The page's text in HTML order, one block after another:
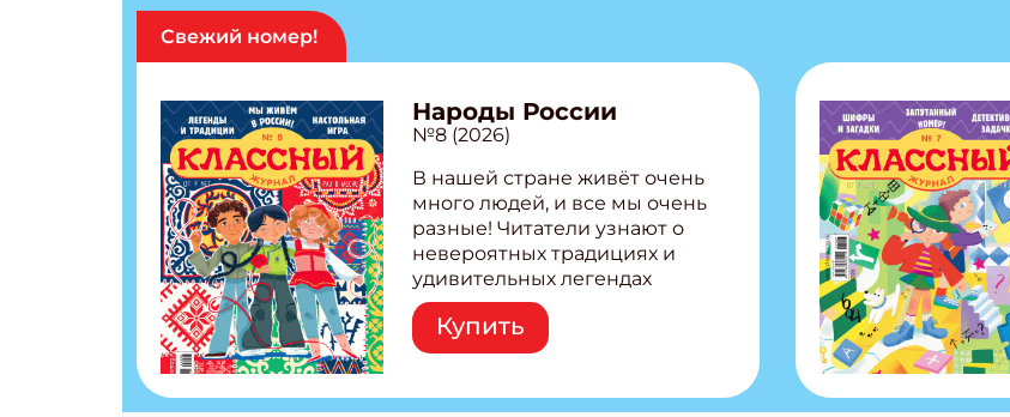
Свежий номер!
Народы России
№8 (2026)
В нашей стране живёт очень
много людей, и все мы очень
разные! Читатели узнают о
невероятных традициях и
удивительных легендах
народов России! Внутри:
Легенды татар, башкир и
бурятов Настольная игра
странные слова Традиционные
Купить